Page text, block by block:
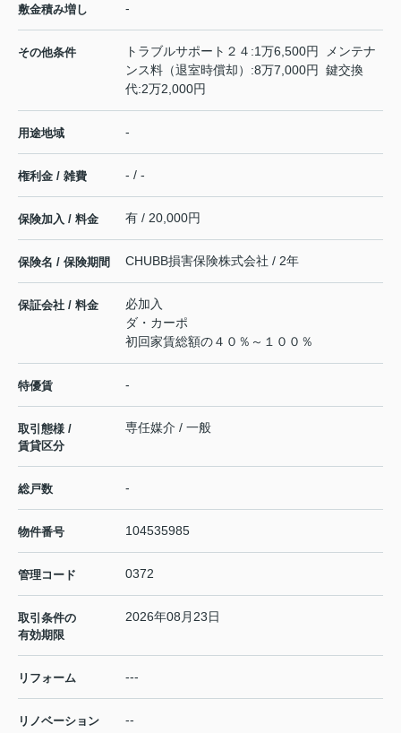
敷金積み増し -
その他条件
トラブルサポート２４:1万6,500円 メンテナ
ンス料（退室時償却）:8万7,000円 鍵交換
代:2万2,000円
用途地域 -
権利金 / 雑費 - / -
保険加入 / 料金 有 / 20,000円
保険名 / 保険期間 CHUBB損害保険株式会社 / 2年
保証会社 / 料金
必加入
ダ・カーポ
初回家賃総額の４０％～１００％
特優賃 -
取引態様 /
賃貸区分
専任媒介 / 一般
総戸数 -
物件番号 104535985
管理コード 0372
取引条件の
有効期限
2026年08月23日
リフォーム ---
リノベーション --